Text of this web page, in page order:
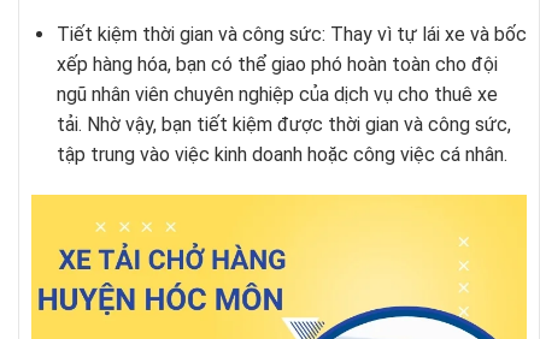
Tiết kiệm thời gian và công sức: Thay vì tự lái xe và bốc
xếp hàng hóa, bạn có thể giao phó hoàn toàn cho đội
ngũ nhân viên chuyên nghiệp của dịch vụ cho thuê xe
tải. Nhờ vậy, bạn tiết kiệm được thời gian và công sức,
tập trung vào việc kinh doanh hoặc công việc cá nhân.